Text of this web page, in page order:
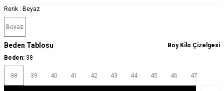
Renk : Beyaz
Beyaz
Beden Tablosu
Boy Kilo Çizelgesi
Beden: 38
38 39 40 41 42 43 44 45 46 47